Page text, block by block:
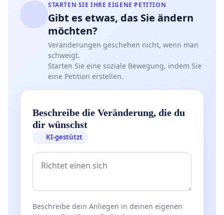
STARTEN SIE IHRE EIGENE PETITION
Gibt es etwas, das Sie ändern
möchten?
Veränderungen geschehen nicht, wenn man
schweigt.
Starten Sie eine soziale Bewegung, indem Sie
eine Petition erstellen.
Beschreibe die Veränderung, die du
dir wünschst
KI-gestützt
Beschreibe dein Anliegen in deinen eigenen